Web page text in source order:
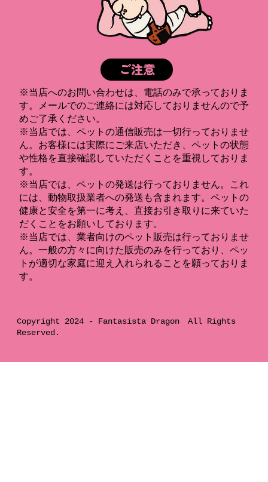
ご注意
※当店へのお問い合わせは、電話のみで承っておりま
す。メールでのご連絡には対応しておりませんので予
めご了承ください。
※当店では、ペットの通信販売は一切行っておりませ
ん。お客様には実際にご来店いただき、ペットの状態
や性格を直接確認していただくことを重視しておりま
す。
※当店では、ペットの発送は行っておりません。これ
には、動物取扱業者への発送も含まれます。ペットの
健康と安全を第一に考え、直接お引き取りに来ていた
だくことをお願いしております。
※当店では、業者向けのペット販売は行っておりませ
ん。一般の方々に向けた販売のみを行っており、ペッ
トが適切な家庭に迎え入れられることを願っておりま
す。
Copyright 2024 - Fantasista DragonAll Rights
Reserved.